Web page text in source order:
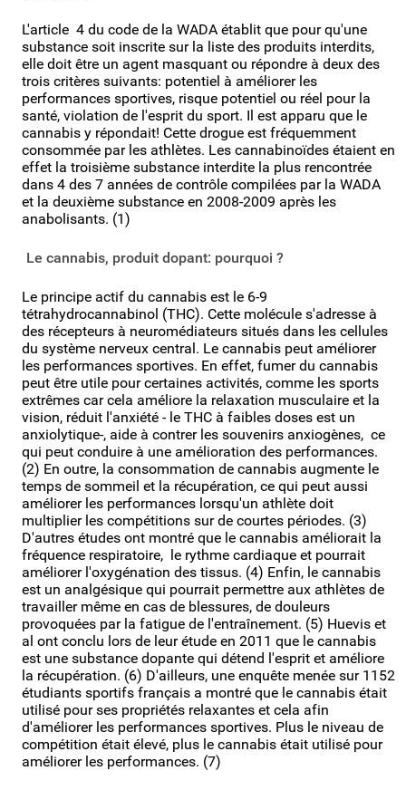
L'article 4 du code de la WADA établit que pour qu'une
substance soit inscrite sur la liste des produits interdits,
elle doit être un agent masquant ou répondre à deux des
trois critères suivants: potentiel à améliorer les
performances sportives, risque potentiel ou réel pour la
santé, violation de l'esprit du sport. Il est apparu que le
cannabis y répondait! Cette drogue est fréquemment
consommée par les athlètes. Les cannabinoïdes étaient en
effet la troisième substance interdite la plus rencontrée
dans 4 des 7 années de contrôle compilées par la WADA
et la deuxième substance en 2008-2009 après les
anabolisants. (1)
Le cannabis, produit dopant: pourquoi ?
Le principe actif du cannabis est le 6-9
tétrahydrocannabinol (THC). Cette molécule s'adresse à
des récepteurs à neuromédiateurs situés dans les cellules
du système nerveux central. Le cannabis peut améliorer
les performances sportives. En effet, fumer du cannabis
peut être utile pour certaines activités, comme les sports
extrêmes car cela améliore la relaxation musculaire et la
vision, réduit l'anxiété - le THC à faibles doses est un
anxiolytique-, aide à contrer les souvenirs anxiogènes, ce
qui peut conduire à une amélioration des performances.
(2) En outre, la consommation de cannabis augmente le
temps de sommeil et la récupération, ce qui peut aussi
améliorer les performances lorsqu'un athlète doit
multiplier les compétitions sur de courtes périodes. (3)
D'autres études ont montré que le cannabis améliorait la
fréquence respiratoire, le rythme cardiaque et pourrait
améliorer l'oxygénation des tissus. (4) Enfin, le cannabis
est un analgésique qui pourrait permettre aux athlètes de
travailler même en cas de blessures, de douleurs
provoquées par la fatigue de l'entraînement. (5) Huevis et
al ont conclu lors de leur étude en 2011 que le cannabis
est une substance dopante qui détend l'esprit et améliore
la récupération. (6) D'ailleurs, une enquête menée sur 1152
étudiants sportifs français a montré que le cannabis était
utilisé pour ses propriétés relaxantes et cela afin
d'améliorer les performances sportives. Plus le niveau de
compétition était élevé, plus le cannabis était utilisé pour
améliorer les performances. (7)